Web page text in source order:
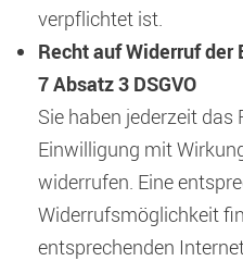
verpflichtet ist.
Recht auf Widerruf
7 Absatz 3 DSGVO
Sie haben jederzeit das
Einwilligung mit
widerrufen. Eine
Widerrufsmöglichkeit
entsprechenden